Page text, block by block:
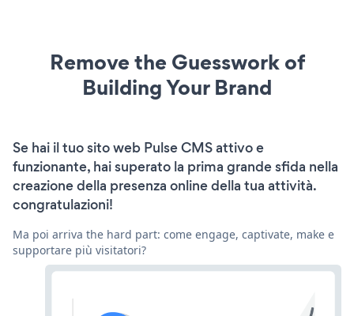
Remove the Guesswork of
Building Your Brand
Se hai il tuo sito web Pulse CMS attivo e
funzionante, hai superato la prima grande sfida nella
creazione della presenza online della tua attività.
congratulazioni!
Ma poi arriva the hard part: come engage, captivate, make e
supportare più visitatori?